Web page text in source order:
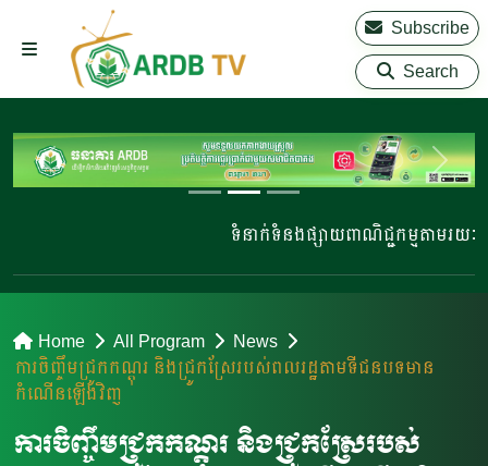
Subscribe
Search
ទំនាក់ទំនងផ្សាយពាណិជ្ជកម្មតាមរយៈ 023
Home All Program
News
ការចិញ្ចឹមជ្រូកកណ្តុរ និងជ្រូកស្រែរបស់​ពលរដ្ឋតាមទីជនបទមាន
កំណើនឡើងវិញ
ការចិញ្ចឹមជ្រូកកណ្តុរ និងជ្រូកស្រែរបស់​